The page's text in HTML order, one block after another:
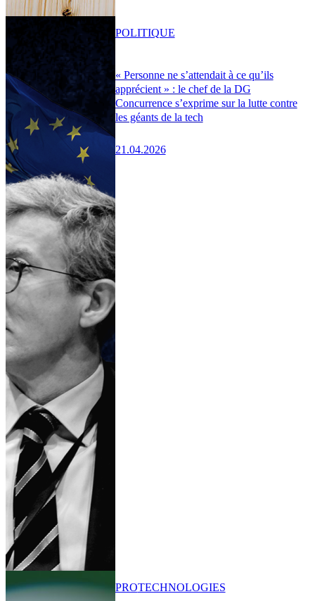
« Personne ne s’attendait à ce qu’ils
apprécient » : le chef de la DG
Concurrence s’exprime sur la lutte contre
les géants de la tech
21.04.2026
POLITIQUE
PROTECHNOLOGIES